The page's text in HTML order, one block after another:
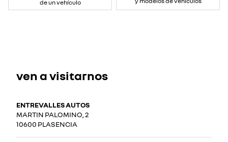
de un vehículo
ven a visitarnos
ENTREVALLES AUTOS
MARTIN PALOMINO, 2
10600 PLASENCIA